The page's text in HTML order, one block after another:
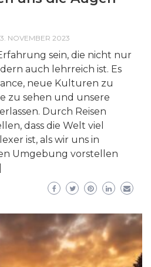
NOVEMBER 2023
sein, die nicht nur
auch lehrreich ist. Es
neue Kulturen zu
zu sehen und unsere
Durch Reisen
dass die Welt viel
ist, als wir uns in
Umgebung vorstellen